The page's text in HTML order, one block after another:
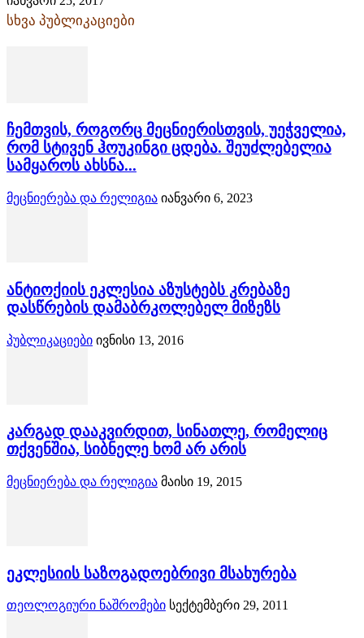
სხვა პუბლიკაციები
ჩემთვის, როგორც მეცნიერისთვის, უეჭველია,
რომ სტივენ ჰოუკინგი ცდება. შეუძლებელია
სამყაროს ახსნა...
მეცნიერება და რელიგია იანვარი 6, 2023
ანტიოქიის ეკლესია აზუსტებს კრებაზე
დასწრების დამაბრკოლებელ მიზეზს
პუბლიკაციები ივნისი 13, 2016
კარგად დააკვირდით, სინათლე, რომელიც
თქვენშია, სიბნელე ხომ არ არის
მეცნიერება და რელიგია მაისი 19, 2015
ეკლესიის საზოგადოებრივი მსახურება
თეოლოგიური ნაშრომები სექტემბერი 29, 2011